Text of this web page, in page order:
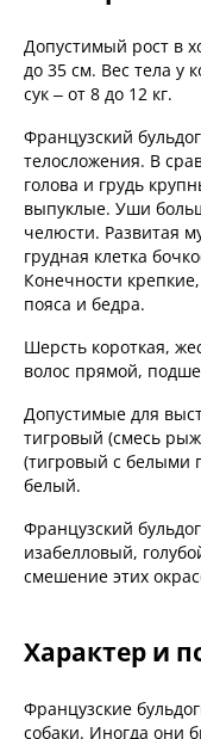
Допустимый рост в
до 35 см. Вес тела у
сук – от 8 до 12 кг.
Французский
телосложения. В
голова и грудь
выпуклые. Уши
челюсти. Развитая
грудная клетка
Конечности
пояса и бедра.
Шерсть короткая,
волос прямой,
Допустимые для
тигровый (смесь
(тигровый с белыми
белый.
Французский
изабелловый,
смешение этих
Характер и
Французские
собаки. Иногда они